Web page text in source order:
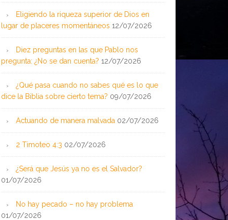
Eligiendo la riqueza superior de Dios en
lugar de placeres momentáneos 12/07/2026
Diez preguntas en las que Pablo nos
pregunta: ¿No se dan cuenta? 12/07/2026
¿Qué pasa cuando no sabes qué es lo que
dice la Biblia sobre cierto tema? 09/07/2026
Actuando de manera malvada 02/07/2026
2 Timoteo 4:3 02/07/2026
¿Será que Jesús ya no es el Salvador?
01/07/2026
No hay pecado – no hay problema
01/07/2026